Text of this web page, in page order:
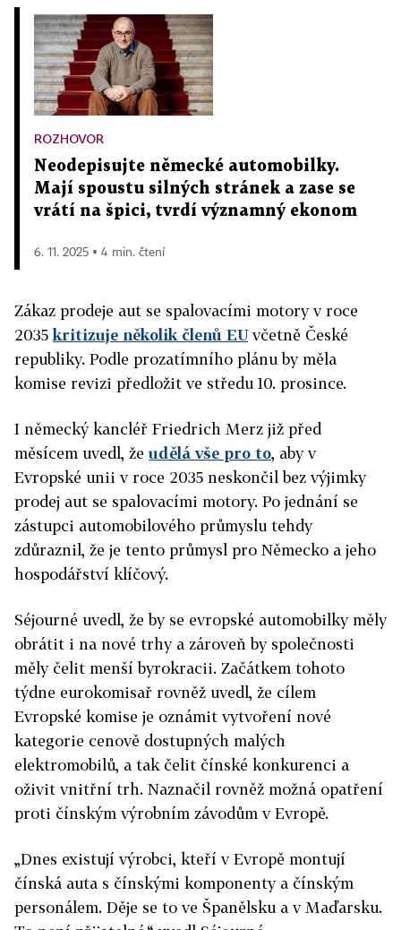
ROZHOVOR
Neodepisujte německé automobilky.
Mají spoustu silných stránek a zase se
vrátí na špici, tvrdí významný ekonom
6. 11. 2025 ▪ 4 min. čtení
Zákaz prodeje aut se spalovacími motory v roce
2035kritizuje několik členů EUvčetně České
republiky. Podle prozatímního plánu by měla
komise revizi předložit ve středu 10. prosince.
I německý kancléř Friedrich Merz již před
měsícem uvedl, žeudělá vše pro to, aby v
Evropské unii v roce 2035 neskončil bez výjimky
prodej aut se spalovacími motory. Po jednání se
zástupci automobilového průmyslu tehdy
zdůraznil, že je tento průmysl pro Německo a jeho
hospodářství klíčový.
Séjourné uvedl, že by se evropské automobilky měly
obrátit i na nové trhy a zároveň by společnosti
měly čelit menší byrokracii. Začátkem tohoto
týdne eurokomisař rovněž uvedl, že cílem
Evropské komise je oznámit vytvoření nové
kategorie cenově dostupných malých
elektromobilů, a tak čelit čínské konkurenci a
oživit vnitřní trh. Naznačil rovněž možná opatření
proti čínským výrobním závodům v Evropě.
„Dnes existují výrobci, kteří v Evropě montují
čínská auta s čínskými komponenty a čínským
personálem. Děje se to ve Španělsku a v Maďarsku.